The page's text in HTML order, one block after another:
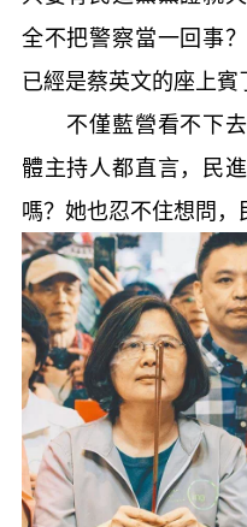
全不把警察當一回事
已經是蔡英文的座上賓
不僅藍營看不下去
體主持人都直言，民
嗎？她也忍不住想問，